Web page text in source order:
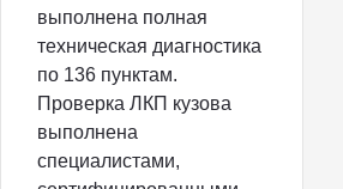
выполнена полная
техническая диагностика
по 136 пунктам.
Проверка ЛКП кузова
выполнена
специалистами,